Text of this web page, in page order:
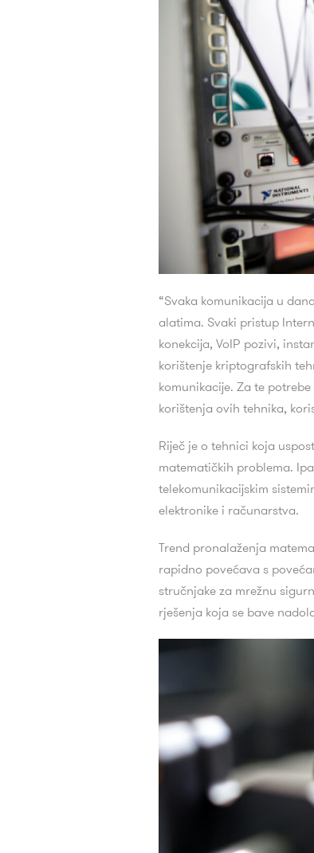
“Svaka komunikacija u
alatima. Svaki pristup
konekcija, VoIP pozivi,
korištenje kriptografskih
komunikacije. Za te
korištenja ovih tehnika,
Riječ je o tehnici koja
matematičkih problema.
telekomunikacijskim
elektronike i računarstva.
Trend pronalaženja
rapidno povećava s
stručnjake za mrežnu
rješenja koja se bave